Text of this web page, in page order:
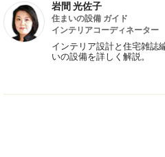
岩間 光佐子
住まいの設備 ガイド
インテリアコーディネーター
インテリア設計と住宅雑誌
いの設備を詳しく解説。